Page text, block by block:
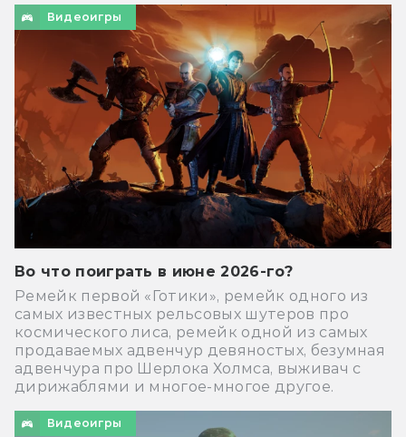
Видеоигры
Во что поиграть в июне 2026-го?
Ремейк первой «Готики», ремейк одного из
самых известных рельсовых шутеров про
космического лиса, ремейк одной из самых
продаваемых адвенчур девяностых, безумная
адвенчура про Шерлока Холмса, выживач с
дирижаблями и многое-многое другое.
Видеоигры